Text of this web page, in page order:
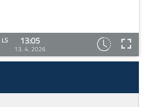
13:05
13. 4. 2026